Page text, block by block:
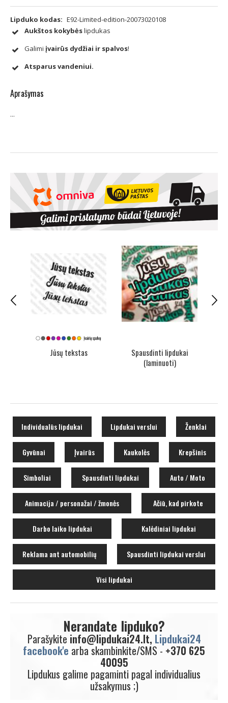
Lipduko kodas: E92-Limited-edition-20073020108
Jūsų tekstas
Spausdinti lipdukai
(laminuoti)
Aukštos kokybėslipdukas
Galimi įvairūs dydžiai ir spalvos!
Atsparus vandeniui.
Aprašymas
...
Individualūs lipdukai Lipdukai verslui Ženklai
Gyvūnai Įvairūs Kaukolės Krepšinis
Simboliai Spausdinti lipdukai Auto / Moto
Animacija / personažai / žmonės Ačiū, kad pirkote
Darbo laiko lipdukai Kalėdiniai lipdukai
Reklama ant automobilių Spausdinti lipdukai verslui
Visi lipdukai
Nerandate lipduko?
Parašykite info@lipdukai24.lt, Lipdukai24
facebook'e arba skambinkite/SMS -+370 625
40095
Lipdukus galime pagaminti pagal individualius
užsakymus ;)